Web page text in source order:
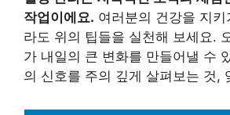
작업이에요. 여러분의 건강을 지
라도 위의 팁들을 실천해 보세요.
가 내일의 큰 변화를 만들어낼 수
의 신호를 주의 깊게 살펴보는 것,